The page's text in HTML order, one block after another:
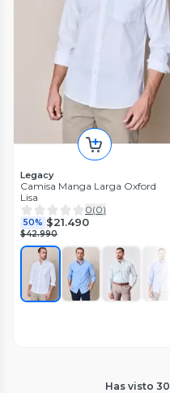
Legacy
Camisa Manga Larga Oxford
Lisa
0(0)
50% $21.490
$42.990
Has visto 30